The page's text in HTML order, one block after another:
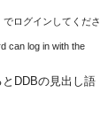
ログインしてくださ
can log in with the
DDBの見出し語